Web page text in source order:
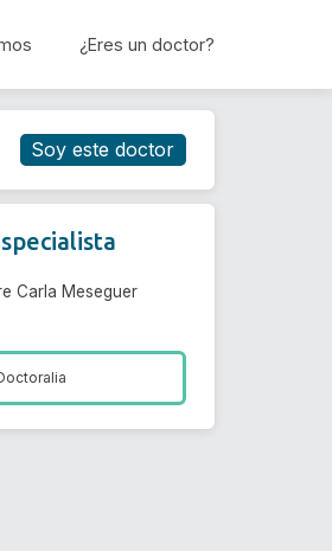
¿Eres un doctor?
Reservar cita
Soy este doctor
Carla Meseguer